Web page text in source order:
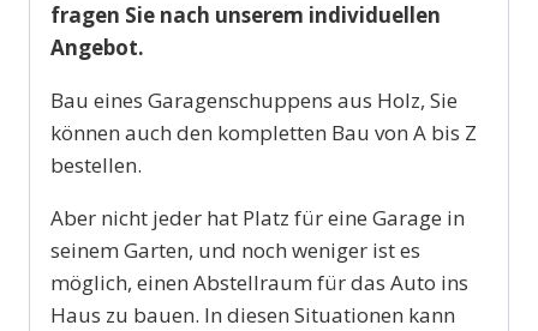
fragen Sie nach unserem individuellen
Angebot.
Bau eines Garagenschuppens aus Holz, Sie
können auch den kompletten Bau von A bis Z
bestellen.
Aber nicht jeder hat Platz für eine Garage in
seinem Garten, und noch weniger ist es
möglich, einen Abstellraum für das Auto ins
Haus zu bauen. In diesen Situationen kann